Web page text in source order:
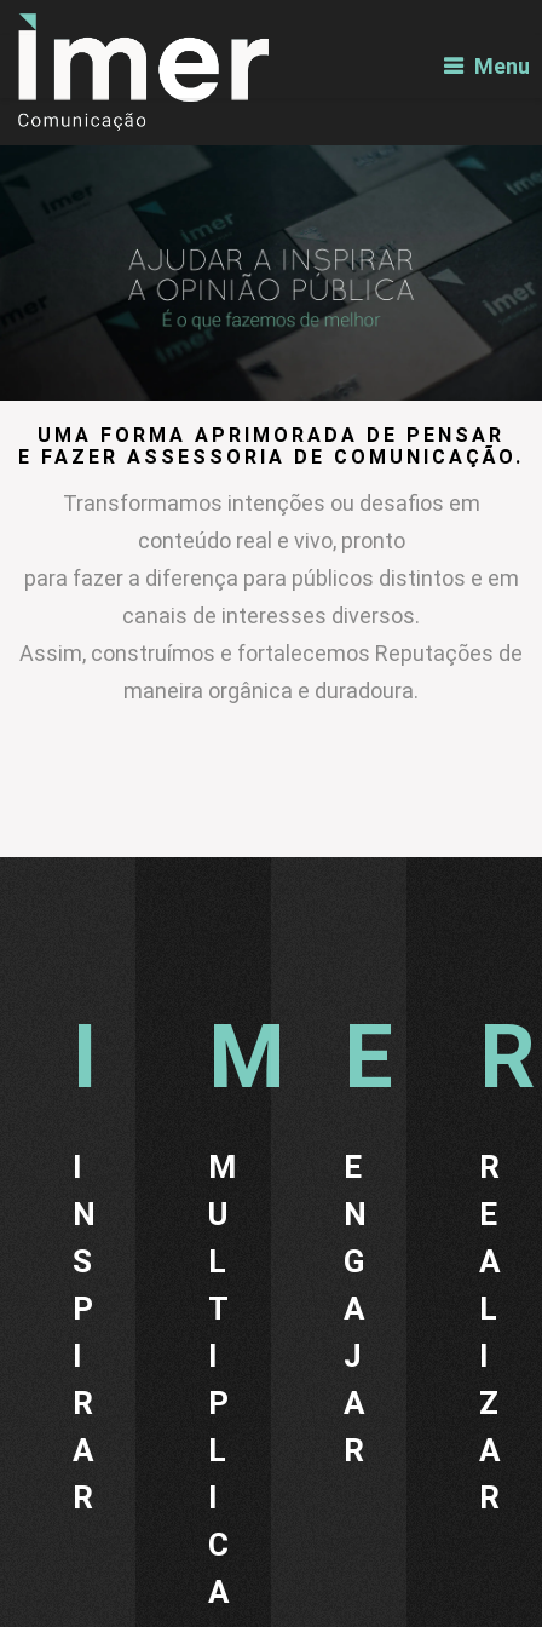
Menu
UMA FORMA APRIMORADA DE PENSAR
E FAZER ASSESSORIA DE COMUNICAÇÃO.
Transformamos intenções ou desafios em
conteúdo real e vivo, pronto
para fazer a diferença para públicos distintos e em
canais de interesses diversos.
Assim, construímos e fortalecemos Reputações de
maneira orgânica e duradoura.
I
N
S
P
I
R
A
R
M
U
L
T
I
P
L
I
C
A
E
N
G
A
J
A
R
R
E
A
L
I
Z
A
R